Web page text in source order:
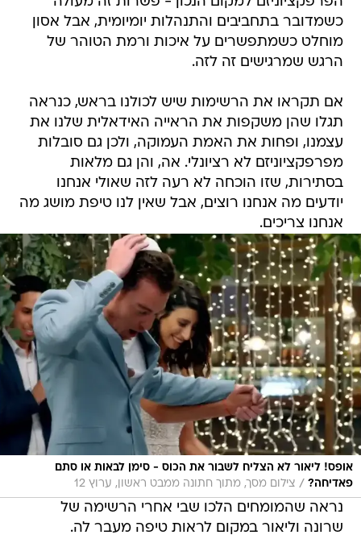
כשמדובר בתחביבים והתנהלות יומיומית, אבל אסון
מוחלט כשמתפשרים על איכות ורמת הטוהר של
הרגש שמרגישים זה לזה.
אם תקראו את הרשימות שיש לכולנו בראש, כנראה
תגלו שהן משקפות את הראייה האידאלית שלנו את
עצמנו, ופחות את האמת העמוקה, ולכן גם סובלות
מפרפקציוניזם לא רציונלי. אה, והן גם מלאות
בסתירות, שזו הוכחה לא רעה לזה שאולי אנחנו
יודעים מה אנחנו רוצים, אבל שאין לנו טיפת מושג מה
אנחנו צריכים.
אופס! ליאור לא הצליח לשבור את הכוס - סימן לבאות או סתם
פאדיחה? / צילום מסך, מתוך חתונה ממבט ראשון, ערוץ 12
נראה שהמומחים הלכו שבי אחרי הרשימה של
שרונה וליאור במקום לראות טיפה מעבר לה.